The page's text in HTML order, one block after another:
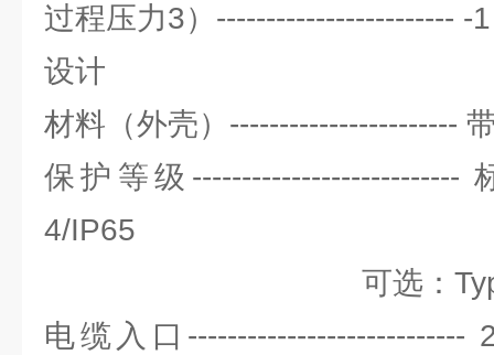
过程压力3）------------------------ -
设计
材料（外壳）-----------------------
保护等级---------------------------
4/IP65
可选：Type 4/
电缆入口